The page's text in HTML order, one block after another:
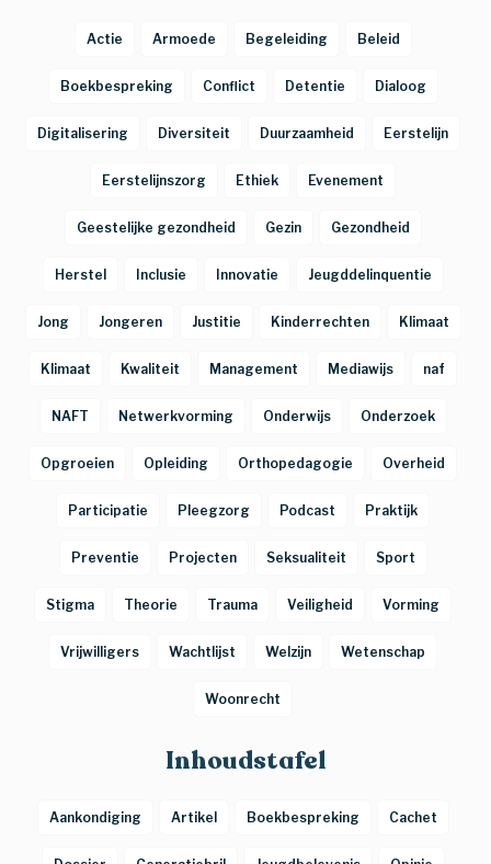
Inhoudstafel
Aankondiging Artikel Boekbespreking Cachet
Actie Armoede Begeleiding Beleid
Boekbespreking Conflict Detentie Dialoog
Digitalisering Diversiteit Duurzaamheid Eerstelijn
Eerstelijnszorg Ethiek Evenement
Geestelijke gezondheid Gezin Gezondheid
Herstel Inclusie Innovatie Jeugddelinquentie
Jong Jongeren Justitie Kinderrechten Klimaat
Klimaat Kwaliteit Management Mediawijs naf
NAFT Netwerkvorming Onderwijs Onderzoek
Opgroeien Opleiding Orthopedagogie Overheid
Participatie Pleegzorg Podcast Praktijk
Preventie Projecten Seksualiteit Sport
Stigma Theorie Trauma Veiligheid Vorming
Vrijwilligers Wachtlijst Welzijn Wetenschap
Woonrecht